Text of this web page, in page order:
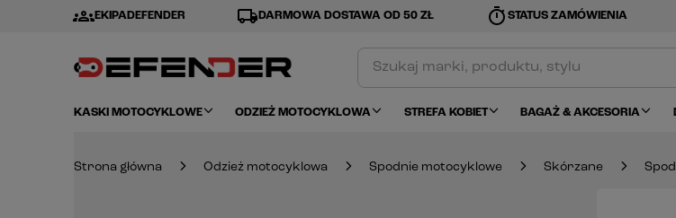
groupsEKIPADEFENDER local_shippingDARMOWA DOSTAWA OD 50 ZŁ timer STATUS ZAMÓWIENIA
KASKI MOTOCYKLOWE ODZIEŻ MOTOCYKLOWA STREFA KOBIET BAGAŻ & AKCESORIA
Strona główna Odzież motocyklowa Spodnie motocyklowe Skórzane